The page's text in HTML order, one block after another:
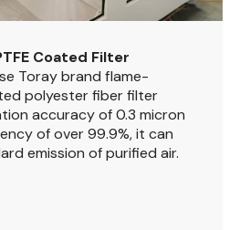
Coated Filter
Toray brand flame-
polyester fiber filter
accuracy of 0.3 micron
of over 99.9%, it can
emission of purified air.